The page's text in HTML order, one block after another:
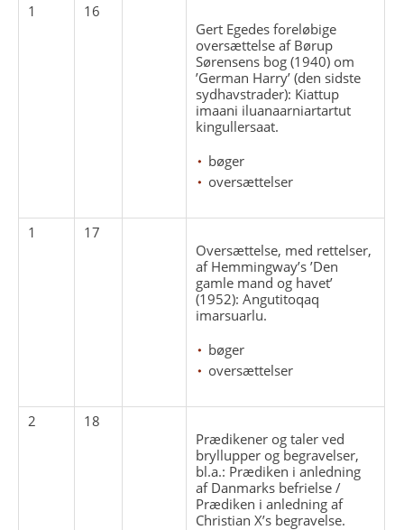
1
16
Gert Egedes foreløbige
oversættelse af Børup
Sørensens bog (1940) om
’German Harry’ (den sidste
sydhavstrader): Kiattup
imaani iluanaarniartartut
kingullersaat.
bøger
oversættelser
1
17
Oversættelse, med rettelser,
af Hemmingway’s ’Den
gamle mand og havet’
(1952): Angutitoqaq
imarsuarlu.
bøger
oversættelser
2
18
Prædikener og taler ved
bryllupper og begravelser,
bl.a.: Prædiken i anledning
af Danmarks befrielse /
Prædiken i anledning af
Christian X’s begravelse.